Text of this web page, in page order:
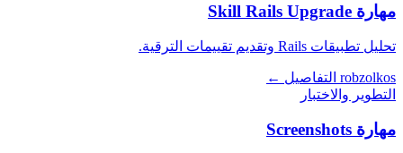
مهارة Skill Rails Upgrade
تحليل تطبيقات Rails وتقديم تقييمات الترقية.
robzolkos التفاصيل ←
التطوير والاختبار
مهارة Screenshots